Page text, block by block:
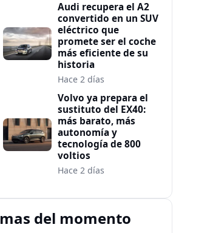
Audi recupera el A2
convertido en un SUV
eléctrico que
promete ser el coche
más eficiente de su
historia
Hace 2 días
Volvo ya prepara el
sustituto del EX40:
más barato, más
autonomía y
tecnología de 800
voltios
Hace 2 días
del momento